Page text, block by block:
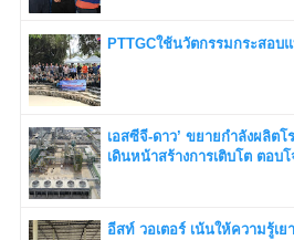
PTTGCใช้นวัตกรรมกระสอบ
เอสซีจี-ดาว’ ขยายกำลังผลิต
เดินหน้าสร้างการเติบโต ตอ
อีสท์ วอเตอร์ เน้นให้ความรู้เ